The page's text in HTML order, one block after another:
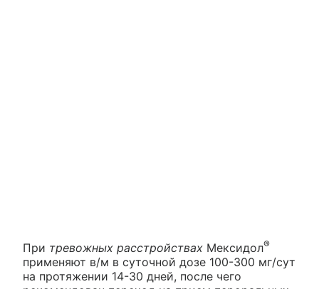
При тревожных расстройствах Мексидол®
применяют в/м в суточной дозе 100-300 мг/сут
на протяжении 14-30 дней, после чего